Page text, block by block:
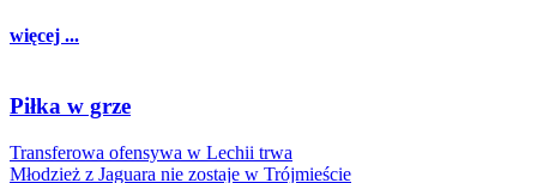
więcej ...
Piłka w grze
Transferowa ofensywa w Lechii trwa
Młodzież z Jaguara nie zostaje w Trójmieście